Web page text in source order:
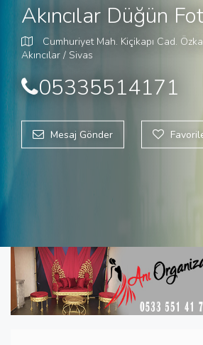
Akıncılar Düğün
Cumhuriyet Mah. Kiçikapı Cad.
Akıncılar / Sivas
05335514171
Mesaj Gönder